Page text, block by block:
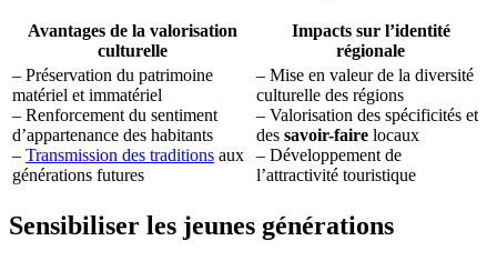
Avantages de la valorisation
culturelle
Impacts sur l’identité
régionale
– Préservation du patrimoine
matériel et immatériel
– Renforcement du sentiment
d’appartenance des habitants
– Transmission des traditions aux
générations futures
– Mise en valeur de la diversité
culturelle des régions
– Valorisation des spécificités et
des savoir-faire locaux
– Développement de
l’attractivité touristique
Sensibiliser les jeunes générations